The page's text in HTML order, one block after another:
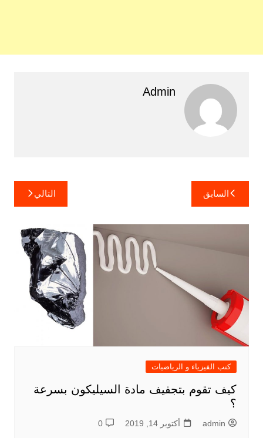
Admin
تصفّح
المقالات
السابق التالي
كتب الفيزياء و الرياضيات
كيف تقوم بتجفيف مادة السيليكون بسرعة
؟
admin أكتوبر 14, 2019 0